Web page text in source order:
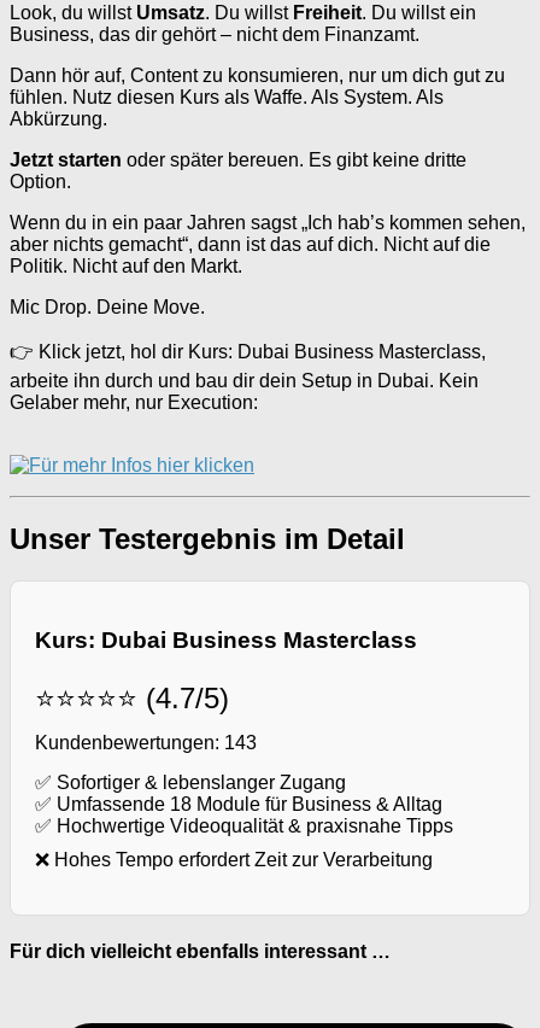
Look, du willst Umsatz. Du willst Freiheit. Du willst ein
Business, das dir gehört – nicht dem Finanzamt.
Dann hör auf, Content zu konsumieren, nur um dich gut zu
fühlen. Nutz diesen Kurs als Waffe. Als System. Als
Abkürzung.
Jetzt starten oder später bereuen. Es gibt keine dritte
Option.
Wenn du in ein paar Jahren sagst „Ich hab’s kommen sehen,
aber nichts gemacht“, dann ist das auf dich. Nicht auf die
Politik. Nicht auf den Markt.
Mic Drop. Deine Move.
👉 Klick jetzt, hol dir Kurs: Dubai Business Masterclass,
arbeite ihn durch und bau dir dein Setup in Dubai. Kein
Gelaber mehr, nur Execution:
Unser Testergebnis im Detail
Kurs: Dubai Business Masterclass
⭐⭐⭐⭐⭐ (4.7/5)
Kundenbewertungen: 143
✅ Sofortiger & lebenslanger Zugang
✅ Umfassende 18 Module für Business & Alltag
✅ Hochwertige Videoqualität & praxisnahe Tipps
❌ Hohes Tempo erfordert Zeit zur Verarbeitung
Für dich vielleicht ebenfalls interessant …